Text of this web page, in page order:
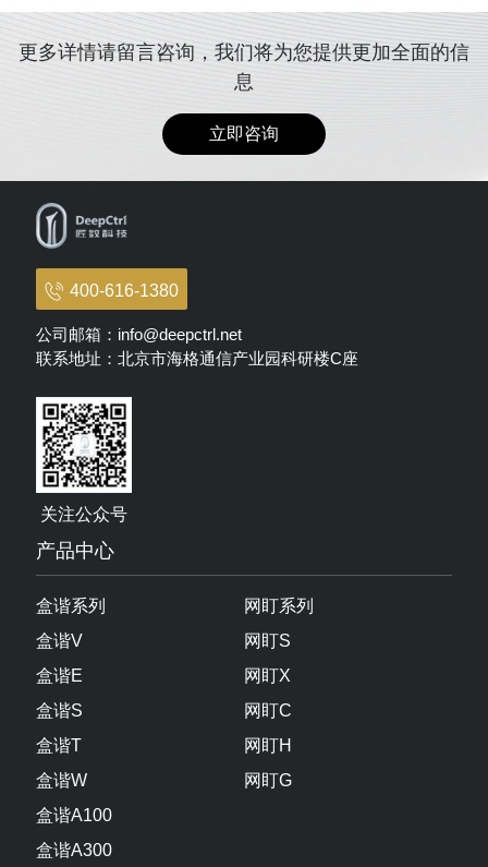
更多详情请留言咨询，我们将为您提供更加全面的信
息
立即咨询
400-616-1380
公司邮箱：info@deepctrl.net
联系地址：北京市海格通信产业园科研楼C座
关注公众号
产品中心
盒谐系列
盒谐V
盒谐E
盒谐S
盒谐T
盒谐W
盒谐A100
盒谐A300
网盯系列
网盯S
网盯X
网盯C
网盯H
网盯G